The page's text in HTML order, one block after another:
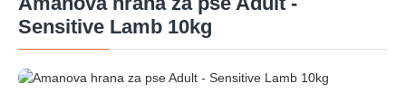
Sensitive Lamb 10kg